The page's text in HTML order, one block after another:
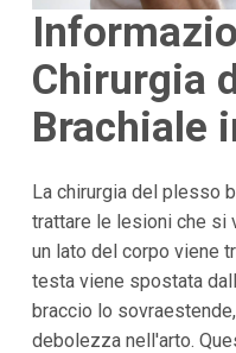
Chirurgia
Brachiale
La chirurgia del plesso
trattare le lesioni che si
un lato del corpo viene
testa viene spostata
braccio lo
debolezza nell'arto.